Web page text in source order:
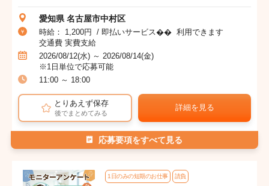
愛知県 名古屋市中村区
時給： 1,200円 / 即払いサービス�� 利用できます
交通費 実費支給
2026/08/12(水) ～ 2026/08/14(金)
※1日単位で応募可能
11:00 ～ 18:00
とりあえず保存
後でまとめてみる
詳細を見る
応募要項をすべて見る
1日のみの短期のお仕事 請負